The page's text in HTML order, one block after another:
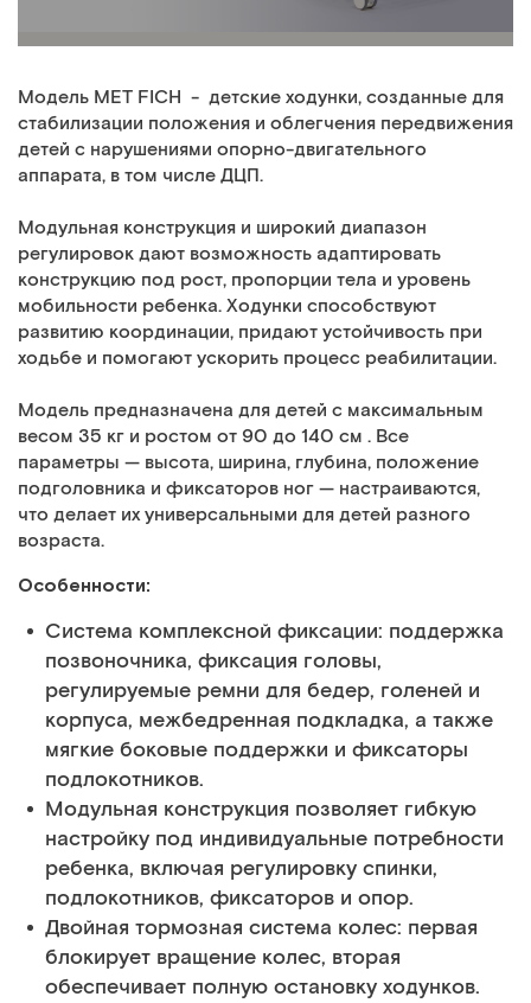
Модель MET FICH - детские ходунки, созданные для
стабилизации положения и облегчения передвижения
детей с нарушениями опорно-двигательного
аппарата, в том числе ДЦП.
Модульная конструкция и широкий диапазон
регулировок дают возможность адаптировать
конструкцию под рост, пропорции тела и уровень
мобильности ребенка. Ходунки способствуют
развитию координации, придают устойчивость при
ходьбе и помогают ускорить процесс реабилитации.
Модель предназначена для детей с максимальным
весом 35 кг и ростом от 90 до 140 см . Все
параметры — высота, ширина, глубина, положение
подголовника и фиксаторов ног — настраиваются,
что делает их универсальными для детей разного
возраста.
Особенности:
Система комплексной фиксации: поддержка
позвоночника, фиксация головы,
регулируемые ремни для бедер, голеней и
корпуса, межбедренная подкладка, а также
мягкие боковые поддержки и фиксаторы
подлокотников.
Модульная конструкция позволяет гибкую
настройку под индивидуальные потребности
ребенка, включая регулировку спинки,
подлокотников, фиксаторов и опор.
Двойная тормозная система колес: первая
блокирует вращение колес, вторая
обеспечивает полную остановку ходунков.